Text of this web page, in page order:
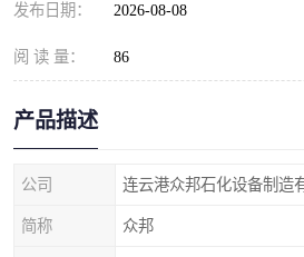
发布日期： 2026-08-08
阅 读 量： 86
产品描述
公司 连云港众邦石化设备制造
简称 众邦